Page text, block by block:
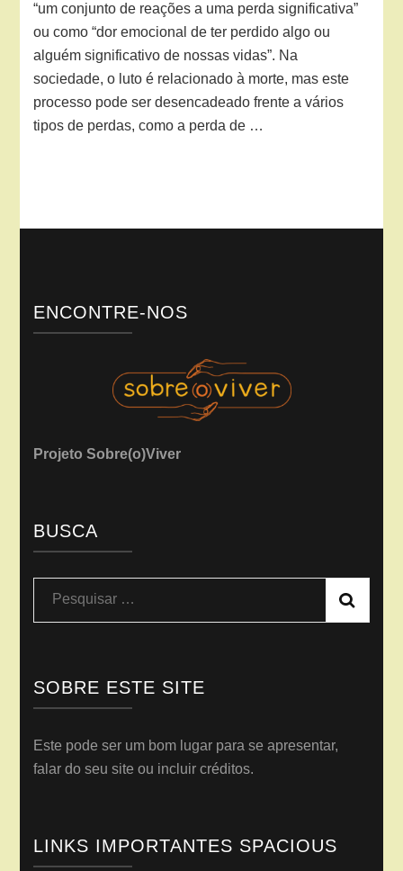
“um conjunto de reações a uma perda significativa”
ou como “dor emocional de ter perdido algo ou
alguém significativo de nossas vidas”. Na
sociedade, o luto é relacionado à morte, mas este
processo pode ser desencadeado frente a vários
tipos de perdas, como a perda de …
ENCONTRE-NOS
Projeto Sobre(o)Viver
BUSCA
Pesquisar
por:
SOBRE ESTE SITE
Este pode ser um bom lugar para se apresentar,
falar do seu site ou incluir créditos.
LINKS IMPORTANTES SPACIOUS